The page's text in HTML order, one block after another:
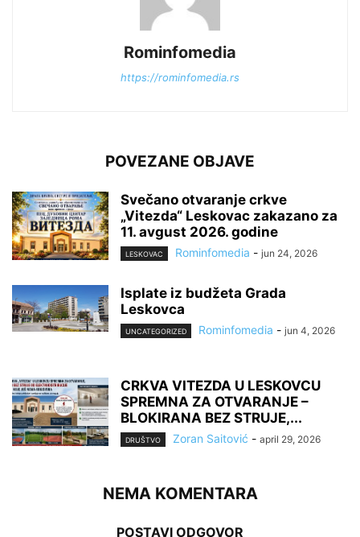
Rominfomedia
https://rominfomedia.rs
POVEZANE OBJAVE
Svečano otvaranje crkve
„Vitezda“ Leskovac zakazano za
11. avgust 2026. godine
LESKOVAC Rominfomedia - jun 24, 2026
Isplate iz budžeta Grada
Leskovca
UNCATEGORIZED Rominfomedia - jun 4, 2026
CRKVA VITEZDA U LESKOVCU
SPREMNA ZA OTVARANJE –
BLOKIRANA BEZ STRUJE,...
DRUŠTVO Zoran Saitović - april 29, 2026
NEMA KOMENTARA
POSTAVI ODGOVOR